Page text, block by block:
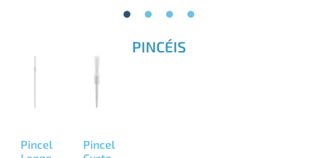
PINCÉIS
Pincel
Pincel